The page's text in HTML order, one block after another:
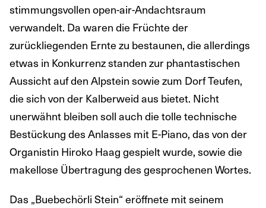
stimmungsvollen open-air-Andachtsraum
verwandelt. Da waren die Früchte der
zurückliegenden Ernte zu bestaunen, die allerdings
etwas in Konkurrenz standen zur phantastischen
Aussicht auf den Alpstein sowie zum Dorf Teufen,
die sich von der Kalberweid aus bietet. Nicht
unerwähnt bleiben soll auch die tolle technische
Bestückung des Anlasses mit E-Piano, das von der
Organistin Hiroko Haag gespielt wurde, sowie die
makellose Übertragung des gesprochenen Wortes.
Das „Buebechörli Stein“ eröffnete mit seinem